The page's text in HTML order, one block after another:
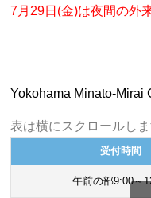
7月29日(金)は夜間の外
Yokohama Minato-Mirai
表は横にスクロールし
受付時間
午前の部9:00～